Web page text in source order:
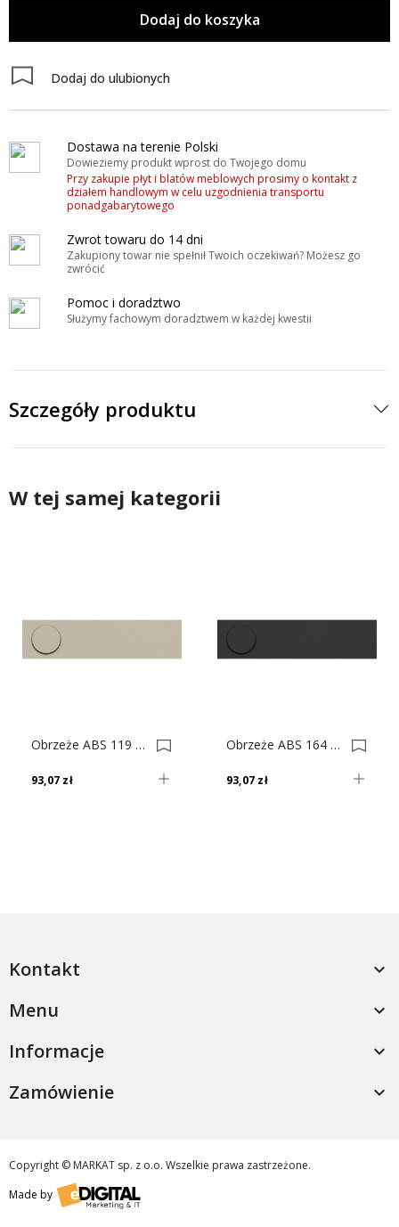
Dodaj do koszyka
Dodaj do ulubionych
Dostawa na terenie Polski
Dowieziemy produkt wprost do Twojego domu
Przy zakupie płyt i blatów meblowych prosimy o kontakt z
działem handlowym w celu uzgodnienia transportu
ponadgabarytowego
Zwrot towaru do 14 dni
Zakupiony towar nie spełnił Twoich oczekiwań? Możesz go
zwrócić
Pomoc i doradztwo
Służymy fachowym doradztwem w każdej kwestii
Szczegóły produktu
W tej samej kategorii
Obrzeże ABS 119 Pe Beż Jasny Do Płyty SWISS KRONO 0002360-0003221
93,07 zł
Obrzeże ABS 164 Vl Antracyt Do Płyty SWISS KRONO 0009527-0009630
93,07 zł
Kontakt 
Menu 
Informacje 
Zamówienie 
Copyright © MARKAT sp. z o.o. Wszelkie prawa zastrzeżone.
Made by